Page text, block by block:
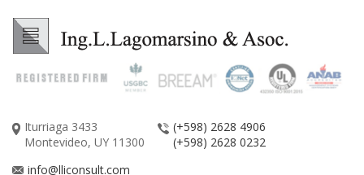
Iturriaga 3433
Montevideo, UY 11300
(+598) 2628 4906
(+598) 2628 0232
info@lliconsult.com